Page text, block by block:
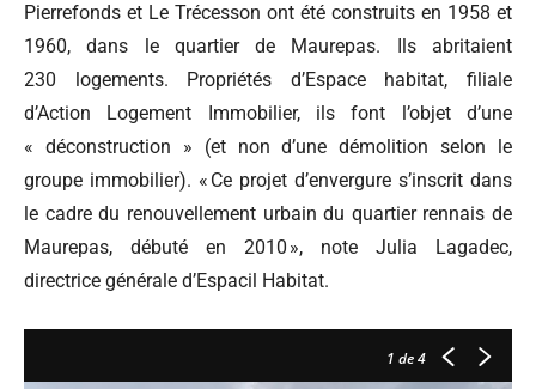
Pierrefonds et Le Trécesson ont été construits en 1958 et
1960, dans le quartier de Maurepas. Ils abritaient
230 logements. Propriétés d’Espace habitat, filiale
d’Action Logement Immobilier, ils font l’objet d’une
« déconstruction » (et non d’une démolition selon le
groupe immobilier). « Ce projet d’envergure s’inscrit dans
le cadre du renouvellement urbain du quartier rennais de
Maurepas, débuté en 2010 », note Julia Lagadec,
directrice générale d’Espacil Habitat.
1 de 4